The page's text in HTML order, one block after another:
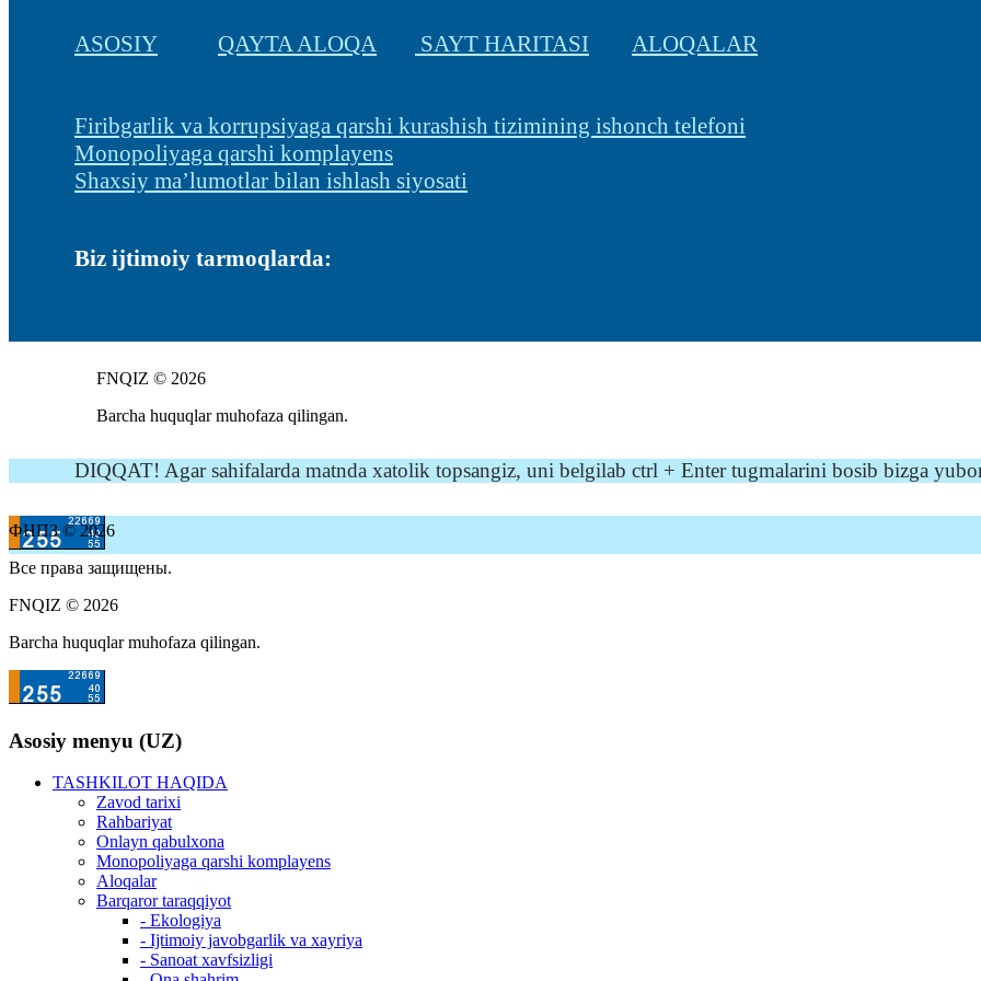
ASOSIY QAYTA ALOQA SAYT HARITASI ALOQALAR
Firibgarlik va korrupsiyaga qarshi kurashish tizimining ishonch telefoni
Monopoliyaga qarshi komplayens
Shaxsiy ma’lumotlar bilan ishlash siyosati
Biz ijtimoiy tarmoqlarda:
FNQIZ © 2026
Barcha huquqlar muhofaza qilingan.
DIQQAT! Agar sahifalarda matnda xatolik topsangiz, uni belgilab ctrl + Enter tugmalarini bosib bizga
ФНПЗ © 2026
Все права защищены.
FNQIZ © 2026
Barcha huquqlar muhofaza qilingan.
Asosiy menyu (UZ)
TASHKILOT HAQIDA
Zavod tarixi
Rahbariyat
Onlayn qabulxona
Monopoliyaga qarshi komplayens
Aloqalar
Barqaror taraqqiyot
- Ekologiya
- Ijtimoiy javobgarlik va xayriya
- Sanoat xavfsizligi